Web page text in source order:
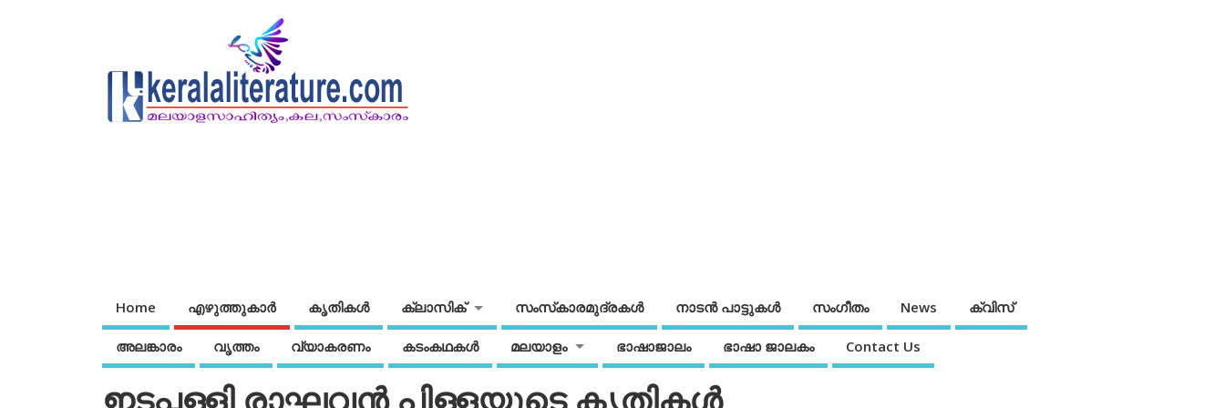
Home എഴുത്തുകാര്‍ കൃതികൾ ക്ലാസിക് സംസ്‌കാരമുദ്രകള്‍ നാടന്‍ പാട്ടുകള്‍ സംഗീതം News ക്വിസ്
അലങ്കാരം വൃത്തം വ്യാകരണം കടംകഥകള്‍ മലയാളം ഭാഷാജാലം ഭാഷാ ജാലകം Contact Us